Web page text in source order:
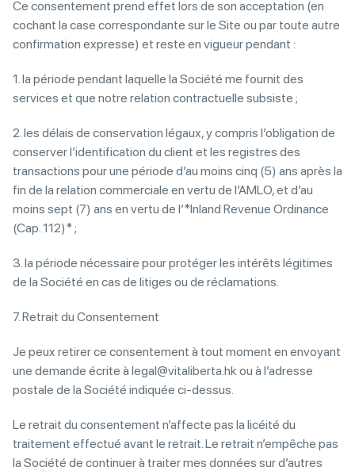
Ce consentement prend effet lors de son acceptation (en
cochant la case correspondante sur le Site ou par toute autre
confirmation expresse) et reste en vigueur pendant :
1. la période pendant laquelle la Société me fournit des
services et que notre relation contractuelle subsiste ;
2. les délais de conservation légaux, y compris l’obligation de
conserver l’identification du client et les registres des
transactions pour une période d’au moins cinq (5) ans après la
fin de la relation commerciale en vertu de l’AMLO, et d’au
moins sept (7) ans en vertu de l’*Inland Revenue Ordinance
(Cap. 112)* ;
3. la période nécessaire pour protéger les intérêts légitimes
de la Société en cas de litiges ou de réclamations.
7. Retrait du Consentement
Je peux retirer ce consentement à tout moment en envoyant
une demande écrite à legal@vitaliberta.hk ou à l’adresse
postale de la Société indiquée ci-dessus.
Le retrait du consentement n’affecte pas la licéité du
traitement effectué avant le retrait. Le retrait n’empêche pas
la Société de continuer à traiter mes données sur d’autres